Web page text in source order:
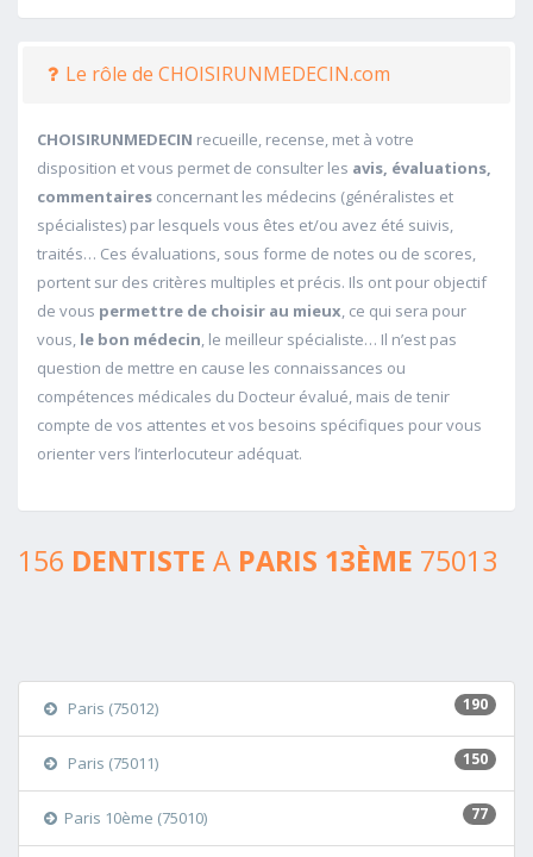
Le rôle de CHOISIRUNMEDECIN.com
CHOISIRUNMEDECIN recueille, recense, met à votre
disposition et vous permet de consulter les avis, évaluations,
commentaires concernant les médecins (généralistes et
spécialistes) par lesquels vous êtes et/ou avez été suivis,
traités… Ces évaluations, sous forme de notes ou de scores,
portent sur des critères multiples et précis. Ils ont pour objectif
de vous permettre de choisir au mieux, ce qui sera pour
vous, le bon médecin, le meilleur spécialiste… Il n’est pas
question de mettre en cause les connaissances ou
compétences médicales du Docteur évalué, mais de tenir
compte de vos attentes et vos besoins spécifiques pour vous
orienter vers l’interlocuteur adéquat.
156 DENTISTE A PARIS 13ÈME 75013
190
Paris (75012)
150
Paris (75011)
77
Paris 10ème (75010)